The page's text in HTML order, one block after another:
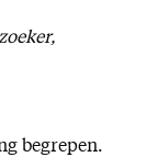
begrepen.